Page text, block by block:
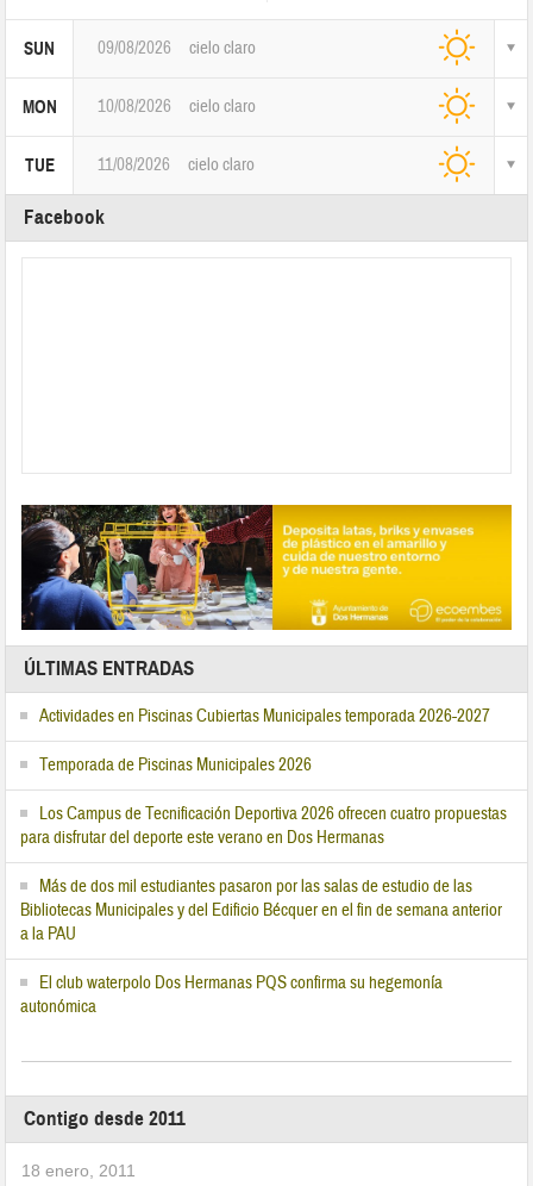
SUN 09/08/2026 cielo claro
MON 10/08/2026 cielo claro
TUE 11/08/2026 cielo claro
Facebook
ÚLTIMAS ENTRADAS
Actividades en Piscinas Cubiertas Municipales temporada 2026-2027
Temporada de Piscinas Municipales 2026
Los Campus de Tecnificación Deportiva 2026 ofrecen cuatro propuestas
para disfrutar del deporte este verano en Dos Hermanas
Más de dos mil estudiantes pasaron por las salas de estudio de las
Bibliotecas Municipales y del Edificio Bécquer en el fin de semana anterior
a la PAU
El club waterpolo Dos Hermanas PQS confirma su hegemonía
autonómica
Contigo desde 2011
18 enero, 2011